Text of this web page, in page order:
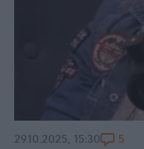
29.10.2025, 15:30 5